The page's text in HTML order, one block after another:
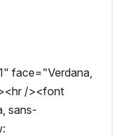
face="Verdana,
/><font
sans-